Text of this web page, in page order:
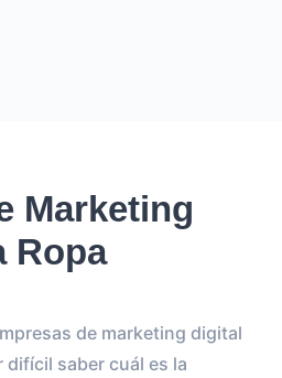
Marketing
Ropa
de marketing digital
difícil saber cuál es la